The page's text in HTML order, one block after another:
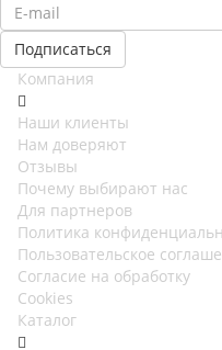
Компания
Наши клиенты
Нам доверяют
Отзывы
Почему выбирают нас
Для партнеров
Политика
Пользовательское
Согласие на обработку
Cookies
Каталог